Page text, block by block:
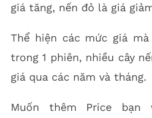
giá tăng, nến đỏ là giá
Thể hiện các mức giá
trong 1 phiên, nhiều cây
giá qua các năm và tháng.
Muốn thêm Price